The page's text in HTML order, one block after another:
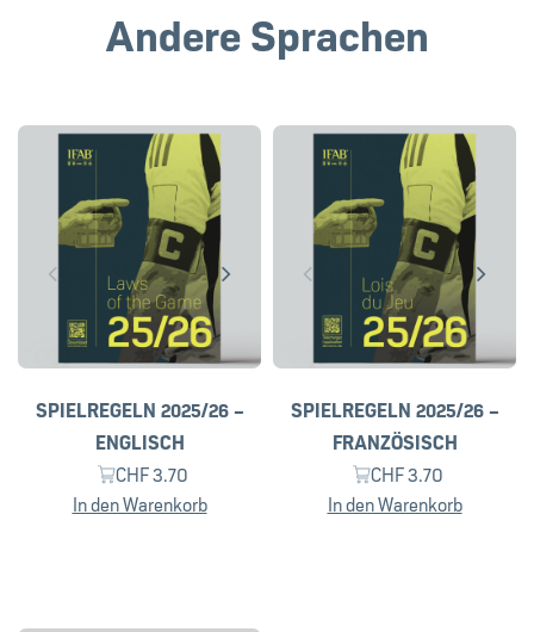
Andere Sprachen
SPIELREGELN 2025/26 –
ENGLISCH
CHF3.70
In den Warenkorb
SPIELREGELN 2025/26 –
FRANZÖSISCH
CHF3.70
In den Warenkorb